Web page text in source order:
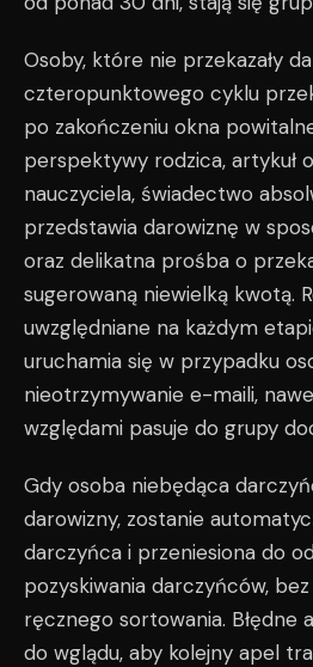
Osoby, które nie przekazały
czteropunktowego cyklu
po zakończeniu okna
perspektywy rodzica, artykuł
nauczyciela, świadectwo
przedstawia darowiznę w
oraz delikatna prośba o
sugerowaną niewielką kwotą.
uwzględniane na każdym
uruchamia się w przypadku
nieotrzymywanie e-maili,
względami pasuje do grupy
Gdy osoba niebędąca
darowizny, zostanie
darczyńca i przeniesiona do
pozyskiwania darczyńców,
ręcznego sortowania. Błędne
do wglądu, aby kolejny apel